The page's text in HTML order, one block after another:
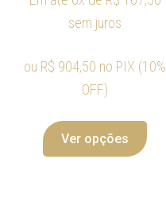
sem juros
ou R$ 904,50 no PIX (10%
OFF)
Ver opções